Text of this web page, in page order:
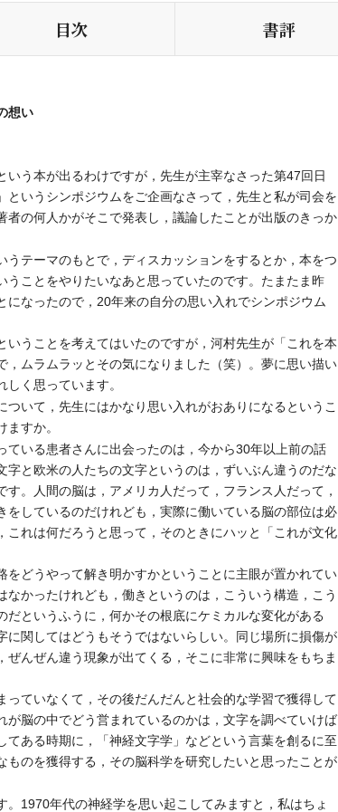
目次 書評
想い
う本が出るわけですが，先生が主宰なさった第47回日
というシンポジウムをご企画なさって，先生と私が司会を
者の何人かがそこで発表し，議論したことが出版のきっか
テーマのもとで，ディスカッションをするとか，本をつ
うことをやりたいなあと思っていたのです。たまたま昨
になったので，20年来の自分の思い入れでシンポジウム
うことを考えてはいたのですが，河村先生が「これを本
，ムラムラッとその気になりました（笑）。夢に思い描い
く思っています。
いて，先生にはかなり思い入れがおありになるというこ
すか。
いる患者さんに出会ったのは，今から30年以上前の話
字と欧米の人たちの文字というのは，ずいぶん違うのだな
。人間の脳は，アメリカ人だって，フランス人だって，
をしているのだけれども，実際に働いている脳の部位は必
これは何だろうと思って，そのときにハッと「これが文化
どうやって解き明かすかということに主眼が置かれてい
なかったけれども，働きというのは，こういう構造，こう
だというふうに，何かその根底にケミカルな変化がある
に関してはどうもそうではないらしい。同じ場所に損傷が
ぜんぜん違う現象が出てくる，そこに非常に興味をもちま
ていなくて，その後だんだんと社会的な学習で獲得して
が脳の中でどう営まれているのかは，文字を調べていけば
てある時期に，「神経文字学」などという言葉を創るに至
ものを獲得する，その脳科学を研究したいと思ったことが
1970年代の神経学を思い起こしてみますと，私はちょ